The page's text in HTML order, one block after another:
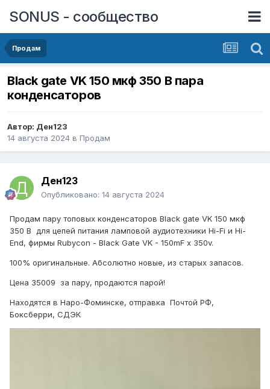
SONUS - сообщество
Продам
Black gate VK 150 мкф 350 В пара
конденсаторов
Автор: Ден123
14 августа 2024 в Продам
Ден123
Опубликовано: 14 августа 2024
Продам пару топовых конденсаторов Black gate VK 150 мкф
350 В для цепей питания ламповой аудиотехники Hi-Fi и Hi-
End, фирмы Rubycon - Black Gate VK - 150mF x 350v.
100% оригинальные. Абсолютно новые, из старых запасов.
Цена 35009 за пару, продаются парой!
Находятся в Наро-Фоминске, отправка Почтой РФ,
Боксберри, СДЭК